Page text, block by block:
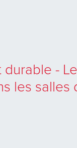
-
les salles